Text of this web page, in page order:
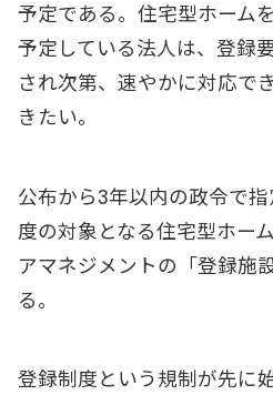
予定である。住宅型ホーム
予定している法人は、登録
され次第、速やかに対応で
きたい。
公布から3年以内の政令で
度の対象となる住宅型ホー
アマネジメントの「登録施
る。
登録制度という規制が先に